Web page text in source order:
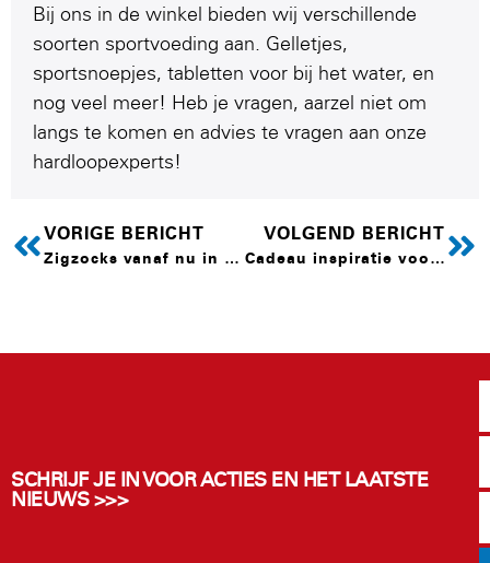
Bij ons in de winkel bieden wij verschillende
soorten sportvoeding aan. Gelletjes,
sportsnoepjes, tabletten voor bij het water, en
nog veel meer! Heb je vragen, aarzel niet om
langs te komen en advies te vragen aan onze
hardloopexperts!
VORIGE BERICHT
Zigzocks vanaf nu in onze collectie
VOLGEND BERICHT
Cadeau inspiratie voor de feestdagen
SCHRIJF JE IN VOOR ACTIES EN HET LAATSTE
NIEUWS >>>